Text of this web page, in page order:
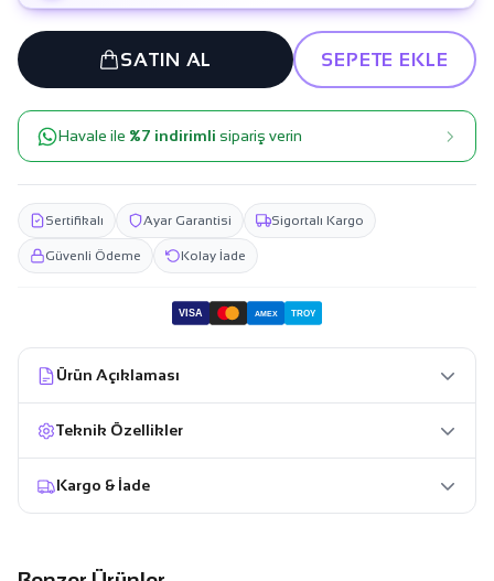
SATIN AL SEPETE EKLE
Havale ile %7 indirimli sipariş verin
Sertifikalı Ayar Garantisi Sigortalı Kargo
Güvenli Ödeme Kolay İade
VISA AMEX TROY
Ürün Açıklaması
Teknik Özellikler
Kargo & İade